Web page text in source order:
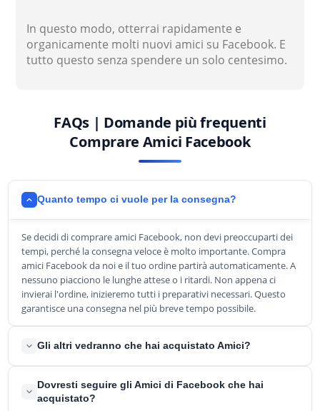
In questo modo, otterrai rapidamente e
organicamente molti nuovi amici su Facebook. E
tutto questo senza spendere un solo centesimo.
FAQs | Domande più frequenti
Comprare Amici Facebook
Quanto tempo ci vuole per la consegna?
Se decidi di comprare amici Facebook, non devi preoccuparti dei
tempi, perché la consegna veloce è molto importante. Compra
amici Facebook da noi e il tuo ordine partirà automaticamente. A
nessuno piacciono le lunghe attese o i ritardi. Non appena ci
invierai l'ordine, inizieremo tutti i preparativi necessari. Questo
garantisce una consegna nel più breve tempo possibile.
Gli altri vedranno che hai acquistato Amici?
La privacy e la protezione dei dati sono garantiti dalla
legislazione. Per questo motivo, Facebook non permette a
Dovresti seguire gli Amici di Facebook che hai
acquistato?